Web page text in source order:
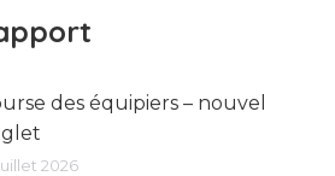
des équipiers – nouvel
2026